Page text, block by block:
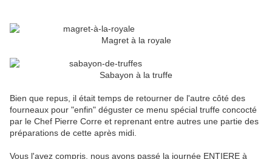
Magret à la royale
Sabayon à la truffe
Bien que repus, il était temps de retourner de l'autre côté des
fourneaux pour "enfin" déguster ce menu spécial truffe concocté
par le Chef Pierre Corre et reprenant entre autres une partie des
préparations de cette après midi.
Vous l'avez compris, nous avons passé la journée ENTIERE à